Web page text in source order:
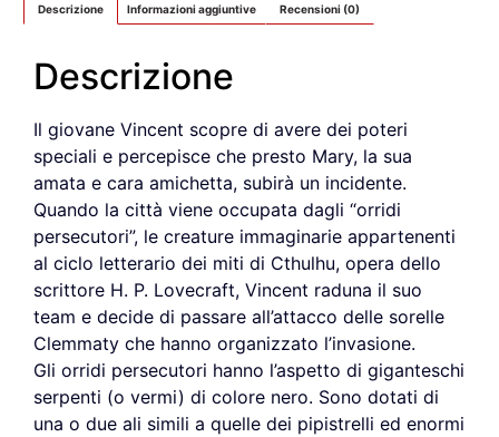
Descrizione Informazioni aggiuntive Recensioni (0)
Descrizione
Il giovane Vincent scopre di avere dei poteri
speciali e percepisce che presto Mary, la sua
amata e cara amichetta, subirà un incidente.
Quando la città viene occupata dagli “orridi
persecutori”, le creature immaginarie appartenenti
al ciclo letterario dei miti di Cthulhu, opera dello
scrittore H. P. Lovecraft, Vincent raduna il suo
team e decide di passare all’attacco delle sorelle
Clemmaty che hanno organizzato l’invasione.
Gli orridi persecutori hanno l’aspetto di giganteschi
serpenti (o vermi) di colore nero. Sono dotati di
una o due ali simili a quelle dei pipistrelli ed enormi